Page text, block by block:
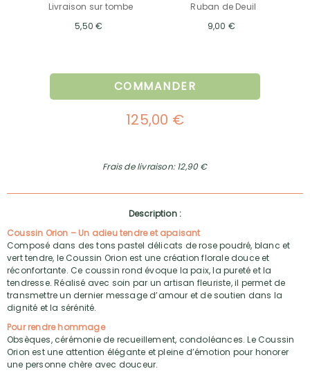
Livraison sur tombe
5,50 €
Ruban de Deuil
9,00 €
COMMANDER
125,00 €
Frais de livraison: 12,90 €
Description :
Coussin Orion – Un adieu tendre et apaisant
Composé dans des tons pastel délicats de rose poudré, blanc et
vert tendre, le Coussin Orion est une création florale douce et
réconfortante. Ce coussin rond évoque la paix, la pureté et la
tendresse. Réalisé avec soin par un artisan fleuriste, il permet de
transmettre un dernier message d’amour et de soutien dans la
dignité et la sérénité.
Pour rendre hommage
Obsèques, cérémonie de recueillement, condoléances. Le Coussin
Orion est une attention élégante et pleine d’émotion pour honorer
une personne chère avec douceur.